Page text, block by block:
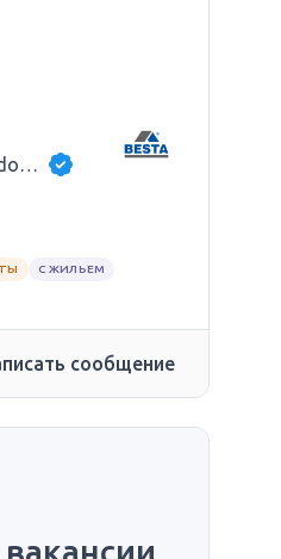
BESTA Przedsiębiorstwo Budowlane
С ЖИЛЬЕМ
сообщение